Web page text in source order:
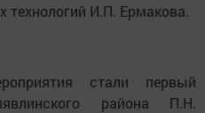
технологий И.П. Ермакова.
стали первый
района П.Н.